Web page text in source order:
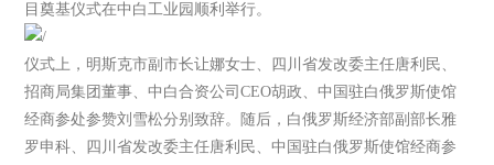
目奠基仪式在中白工业园顺利举行。
仪式上，明斯克市副市长让娜女士、四川省发改委主任唐利民、
招商局集团董事、中白合资公司CEO胡政、中国驻白俄罗斯使馆
经商参处参赞刘雪松分别致辞。随后，白俄罗斯经济部副部长雅
罗申科、四川省发改委主任唐利民、中国驻白俄罗斯使馆经商参